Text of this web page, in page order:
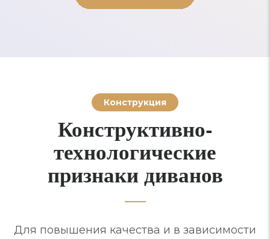
Конструкция
Конструктивно-
технологические
признаки диванов
Для повышения качества и в зависимости